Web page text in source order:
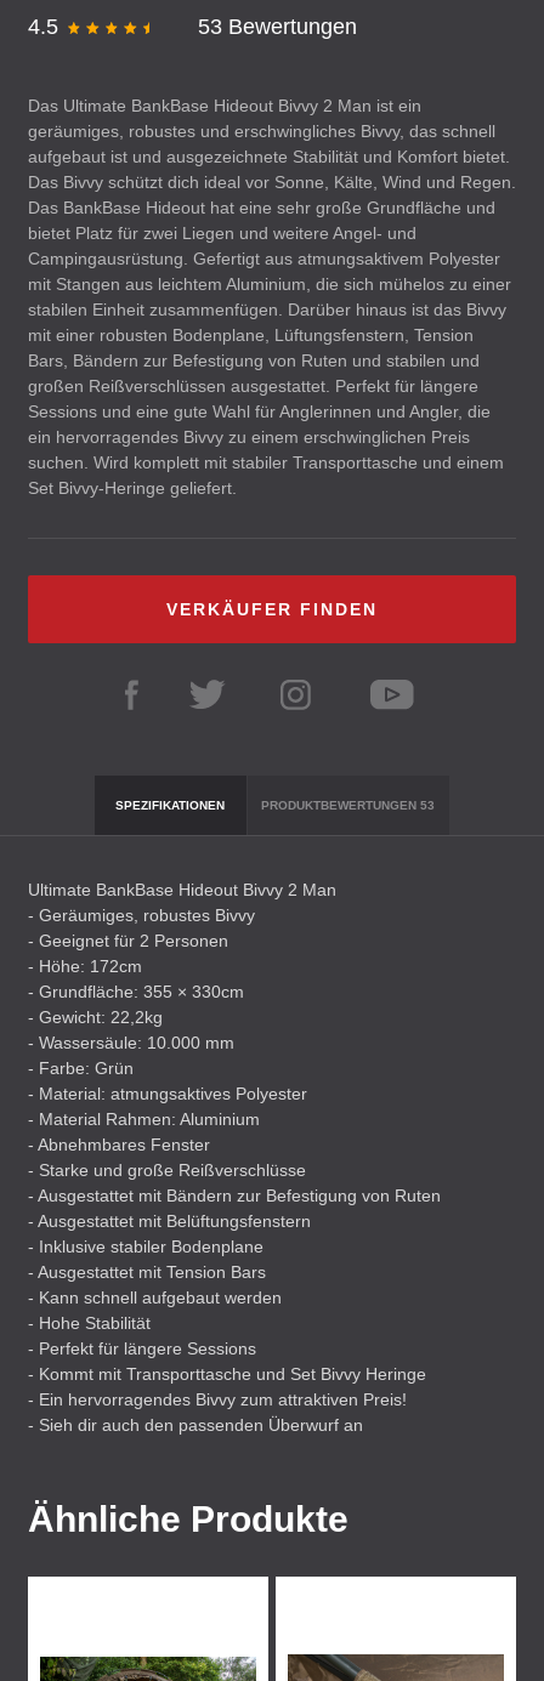
4.5 53 Bewertungen
Das Ultimate BankBase Hideout Bivvy 2 Man ist ein
geräumiges, robustes und erschwingliches Bivvy, das schnell
aufgebaut ist und ausgezeichnete Stabilität und Komfort bietet.
Das Bivvy schützt dich ideal vor Sonne, Kälte, Wind und Regen.
Das BankBase Hideout hat eine sehr große Grundfläche und
bietet Platz für zwei Liegen und weitere Angel- und
Campingausrüstung. Gefertigt aus atmungsaktivem Polyester
mit Stangen aus leichtem Aluminium, die sich mühelos zu einer
stabilen Einheit zusammenfügen. Darüber hinaus ist das Bivvy
mit einer robusten Bodenplane, Lüftungsfenstern, Tension
Bars, Bändern zur Befestigung von Ruten und stabilen und
großen Reißverschlüssen ausgestattet. Perfekt für längere
Sessions und eine gute Wahl für Anglerinnen und Angler, die
ein hervorragendes Bivvy zu einem erschwinglichen Preis
suchen. Wird komplett mit stabiler Transporttasche und einem
Set Bivvy-Heringe geliefert.
VERKÄUFER FINDEN
SPEZIFIKATIONEN PRODUKTBEWERTUNGEN53
Ultimate BankBase Hideout Bivvy 2 Man
- Geräumiges, robustes Bivvy
- Geeignet für 2 Personen
- Höhe: 172cm
- Grundfläche: 355 × 330cm
- Gewicht: 22,2kg
- Wassersäule: 10.000 mm
- Farbe: Grün
- Material: atmungsaktives Polyester
- Material Rahmen: Aluminium
- Abnehmbares Fenster
- Starke und große Reißverschlüsse
- Ausgestattet mit Bändern zur Befestigung von Ruten
- Ausgestattet mit Belüftungsfenstern
- Inklusive stabiler Bodenplane
- Ausgestattet mit Tension Bars
- Kann schnell aufgebaut werden
- Hohe Stabilität
- Perfekt für längere Sessions
- Kommt mit Transporttasche und Set Bivvy Heringe
- Ein hervorragendes Bivvy zum attraktiven Preis!
- Sieh dir auch den passenden Überwurf an
Ähnliche Produkte